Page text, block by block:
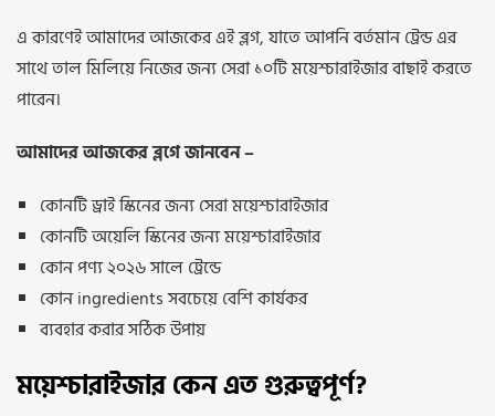
এ কারণেই আমাদের আজকের এই ব্লগ, যাতে আপনি বর্তমান ট্রেন্ড এর
সাথে তাল মিলিয়ে নিজের জন্য সেরা ১০টি ময়েশ্চারাইজার বাছাই করতে
পারেন।
আমাদের আজকের ব্লগে জানবেন –
কোনটি ড্রাই স্কিনের জন্য সেরা ময়েশ্চারাইজার
কোনটি অয়েলি স্কিনের জন্য ময়েশ্চারাইজার
কোন পণ্য ২০২৬ সালে ট্রেন্ডে
কোন ingredients সবচেয়ে বেশি কার্যকর
ব্যবহার করার সঠিক উপায়
ময়েশ্চারাইজার কেন এত গুরুত্বপূর্ণ?